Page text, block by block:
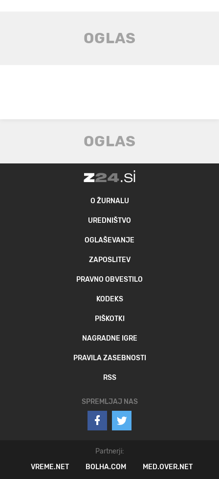
O ŽURNALU
UREDNIŠTVO
OGLAŠEVANJE
ZAPOSLITEV
PRAVNO OBVESTILO
KODEKS
PIŠKOTKI
NAGRADNE IGRE
PRAVILA ZASEBNOSTI
RSS
SPREMLJAJ NAS
Partnerji:
VREME.NET
BOLHA.COM MED.OVER.NET